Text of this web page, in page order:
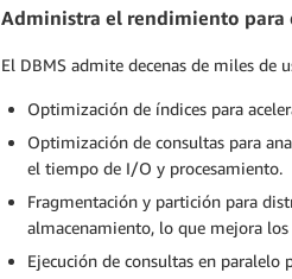
Administra el rendimiento para
El DBMS admite decenas de miles de
Optimización de índices para
Optimización de consultas para
el tiempo de I/O y procesamiento.
Fragmentación y partición para
almacenamiento, lo que mejora
Ejecución de consultas en paralelo